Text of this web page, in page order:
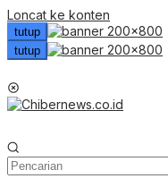
Loncat ke konten
tutup
tutup